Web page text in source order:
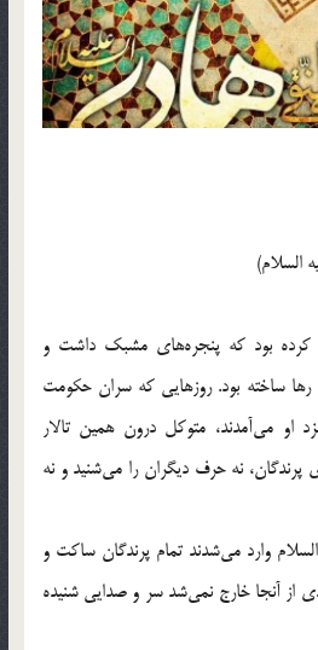
السلام)
کرده بود که پنجره‌هاي مشبک داشت و
ساخته بود. روزهايي که سران حکومت
مي‌آمدند، متوکل درون همين تالار
نه حرف ديگران را مي‌شنيد و نه
وارد مي‌شدند تمام پرندگان ساکت و
از آنجا خارج نمي‌شد سر و صدايي شنيده